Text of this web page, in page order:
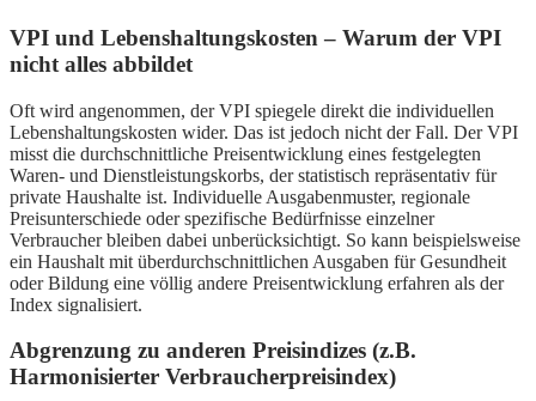
VPI und Lebenshaltungskosten – Warum der VPI
nicht alles abbildet
Oft wird angenommen, der VPI spiegele direkt die individuellen
Lebenshaltungskosten wider. Das ist jedoch nicht der Fall. Der VPI
misst die durchschnittliche Preisentwicklung eines festgelegten
Waren- und Dienstleistungskorbs, der statistisch repräsentativ für
private Haushalte ist. Individuelle Ausgabenmuster, regionale
Preisunterschiede oder spezifische Bedürfnisse einzelner
Verbraucher bleiben dabei unberücksichtigt. So kann beispielsweise
ein Haushalt mit überdurchschnittlichen Ausgaben für Gesundheit
oder Bildung eine völlig andere Preisentwicklung erfahren als der
Index signalisiert.
Abgrenzung zu anderen Preisindizes (z.B.
Harmonisierter Verbraucherpreisindex)